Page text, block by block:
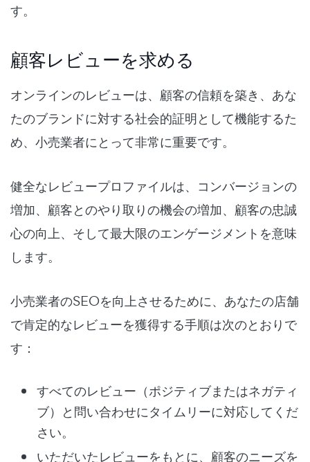
す。
顧客レビューを求める
オンラインのレビューは、顧客の信頼を築き、あな
たのブランドに対する社会的証明として機能するた
め、小売業者にとって非常に重要です。
健全なレビュープロファイルは、コンバージョンの
増加、顧客とのやり取りの機会の増加、顧客の忠誠
心の向上、そして最大限のエンゲージメントを意味
します。
小売業者のSEOを向上させるために、あなたの店舗
で肯定的なレビューを獲得する手順は次のとおりで
す：
すべてのレビュー（ポジティブまたはネガティ
ブ）と問い合わせにタイムリーに対応してくだ
さい。
いただいたレビューをもとに、顧客のニーズを